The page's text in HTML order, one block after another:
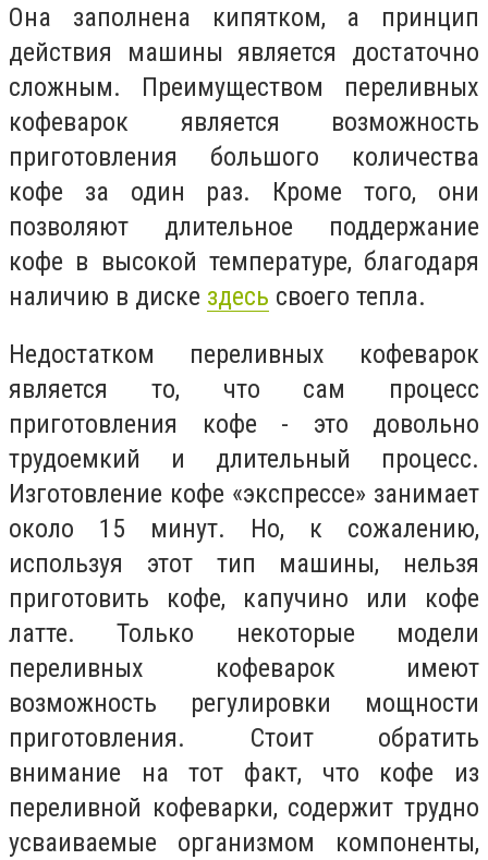
Она заполнена кипятком, а принцип
действия машины является достаточно
сложным. Преимуществом переливных
кофеварок является возможность
приготовления большого количества
кофе за один раз. Кроме того, они
позволяют длительное поддержание
кофе в высокой температуре, благодаря
наличию в диске здесь своего тепла.
Недостатком переливных кофеварок
является то, что сам процесс
приготовления кофе - это довольно
трудоемкий и длительный процесс.
Изготовление кофе «экспрессе» занимает
около 15 минут. Но, к сожалению,
используя этот тип машины, нельзя
приготовить кофе, капучино или кофе
латте. Только некоторые модели
переливных кофеварок имеют
возможность регулировки мощности
приготовления. Стоит обратить
внимание на тот факт, что кофе из
переливной кофеварки, содержит трудно
усваиваемые организмом компоненты,